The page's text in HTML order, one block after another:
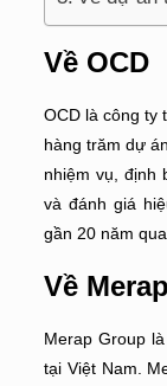
Về OCD
OCDlà công ty
hàng trăm dự
nhiệm vụ, định
và đánh giá
gần 20 năm qua.
Về Merap
Merap Group
tại Việt Nam.